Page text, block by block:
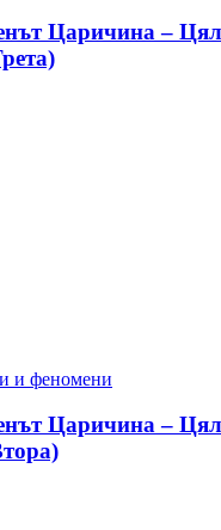
Царичина –
и феномени
Царичина –